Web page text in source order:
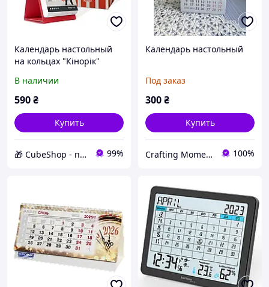
Календарь настольный
на кольцах "Кінорік"
В наличии
590₴
Купить
🎁 CubeShop - подарки и подарочная упаковка 99%
Календарь настольный
Под заказ
300₴
Купить
Crafting Moments 100%